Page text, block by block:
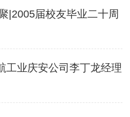
|2005届校友毕业二十周
工业庆安公司李丁龙经理